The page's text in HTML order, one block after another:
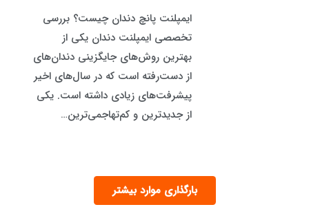
ایمپلنت پانچ دندان چیست؟ بررسی
تخصصی ایمپلنت دندان یکی از
بهترین روش‌های جایگزینی دندان‌های
از دست‌رفته است که در سال‌های اخیر
پیشرفت‌های زیادی داشته است. یکی
از جدیدترین و کم‌تهاجمی‌ترین…
بارگذاری موارد بیشتر